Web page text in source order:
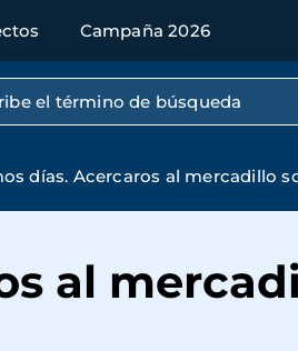
Campaña 2026
por texto completo
días. Acercaros al mercadillo
al